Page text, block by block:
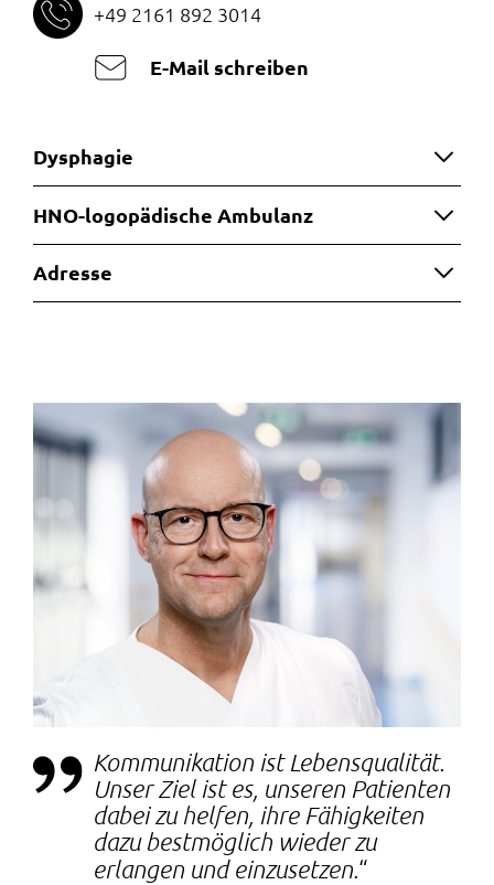
+49 2161 892 3014
E-Mail schreiben
Dysphagie
HNO-logopädische Ambulanz
Adresse
Kommunikation ist Lebensqualität.
Unser Ziel ist es, unseren Patienten
dabei zu helfen, ihre Fähigkeiten
dazu bestmöglich wieder zu
erlangen und einzusetzen.